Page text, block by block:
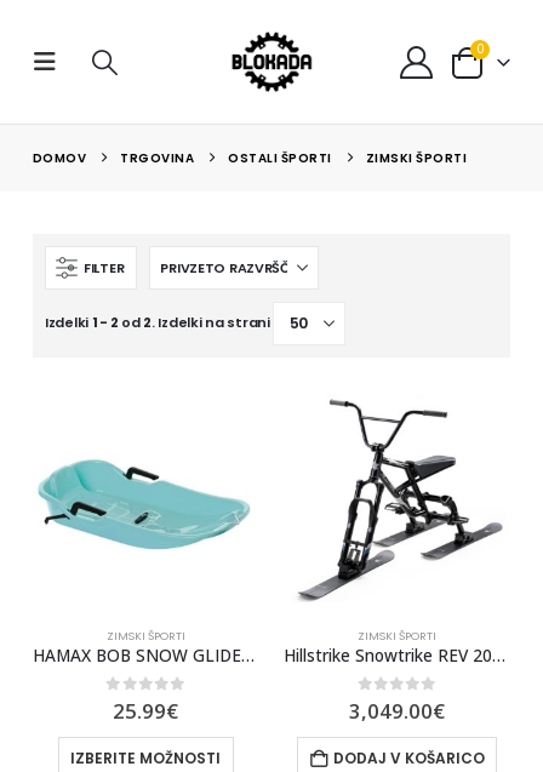
0
DOMOV TRGOVINA OSTALI ŠPORTI ZIMSKI ŠPORTI
FILTER
Izdelki 1 - 2 od2. Izdelki na strani
ZIMSKI ŠPORTI
HAMAX BOB SNOW GLIDER Z ZAVORO
0out of 5
25.99€
IZBERITE MOŽNOSTI
ZIMSKI ŠPORTI
Hillstrike Snowtrike REV 2023
0 out of 5
3,049.00€
DODAJ V KOŠARICO